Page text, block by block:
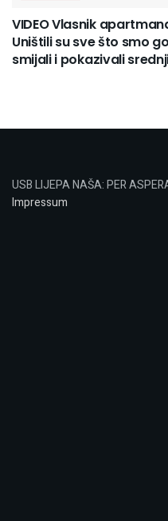
VIDEO Vlasnik
Uništili su sve što smo
smijali i pokazivali
USB LIJEPA NAŠA: PER
Impressum